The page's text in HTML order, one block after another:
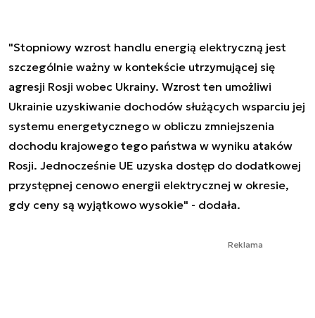
"Stopniowy wzrost handlu energią elektryczną jest
szczególnie ważny w kontekście utrzymującej się
agresji Rosji wobec Ukrainy. Wzrost ten umożliwi
Ukrainie uzyskiwanie dochodów służących wsparciu jej
systemu energetycznego w obliczu zmniejszenia
dochodu krajowego tego państwa w wyniku ataków
Rosji. Jednocześnie UE uzyska dostęp do dodatkowej
przystępnej cenowo energii elektrycznej w okresie,
gdy ceny są wyjątkowo wysokie" - dodała.
Reklama